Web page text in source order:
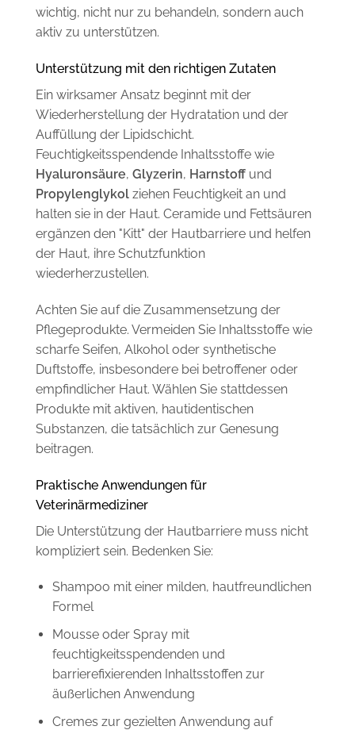
wichtig, nicht nur zu behandeln, sondern auch
aktiv zu unterstützen.
Unterstützung mit den richtigen Zutaten
Ein wirksamer Ansatz beginnt mit der
Wiederherstellung der Hydratation und der
Auffüllung der Lipidschicht.
Feuchtigkeitsspendende Inhaltsstoffe wie
Hyaluronsäure, Glyzerin, Harnstoff und
Propylenglykol ziehen Feuchtigkeit an und
halten sie in der Haut. Ceramide und Fettsäuren
ergänzen den "Kitt" der Hautbarriere und helfen
der Haut, ihre Schutzfunktion
wiederherzustellen.
Achten Sie auf die Zusammensetzung der
Pflegeprodukte. Vermeiden Sie Inhaltsstoffe wie
scharfe Seifen, Alkohol oder synthetische
Duftstoffe, insbesondere bei betroffener oder
empfindlicher Haut. Wählen Sie stattdessen
Produkte mit aktiven, hautidentischen
Substanzen, die tatsächlich zur Genesung
beitragen.
Praktische Anwendungen für
Veterinärmediziner
Die Unterstützung der Hautbarriere muss nicht
kompliziert sein. Bedenken Sie:
Shampoo mit einer milden, hautfreundlichen
Formel
Mousse oder Spray mit
feuchtigkeitsspendenden und
barrierefixierenden Inhaltsstoffen zur
äußerlichen Anwendung
Cremes zur gezielten Anwendung auf